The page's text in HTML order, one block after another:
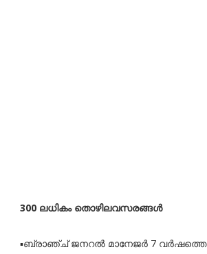
300 ലധികം തൊഴിലവസരങ്ങൾ
▪️ബ്രാഞ്ച് ജനറൽ മാനേജർ 7 വർഷത്തെ